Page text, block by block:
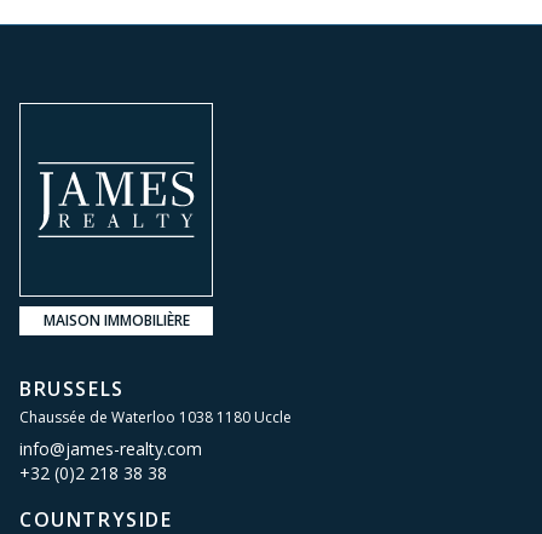
MAISON IMMOBILIÈRE
BRUSSELS
Chaussée de Waterloo 1038 1180 Uccle
info@james-realty.com
+32 (0)2 218 38 38
COUNTRYSIDE